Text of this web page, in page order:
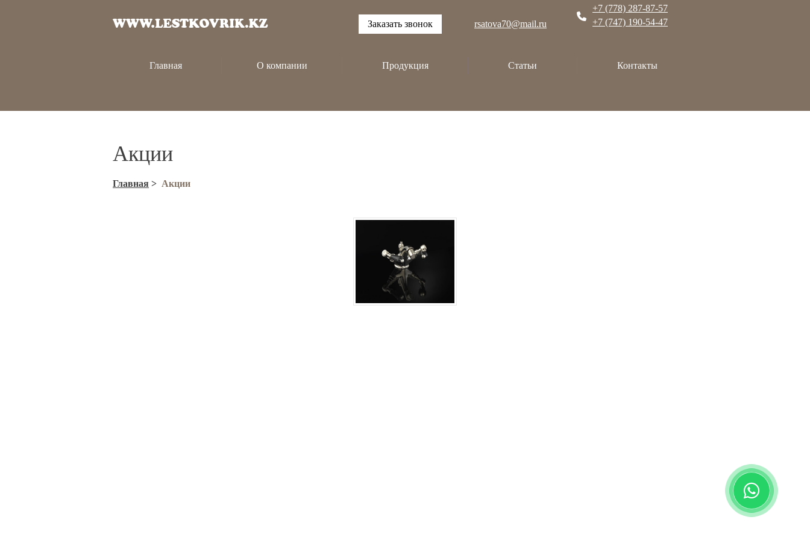
+7 (778) 287-87-57
+7 (747) 190-54-47
Заказать звонок rsatova70@mail.ru
Главная О компании Продукция Статьи Контакты
Акции
Главная > Акции